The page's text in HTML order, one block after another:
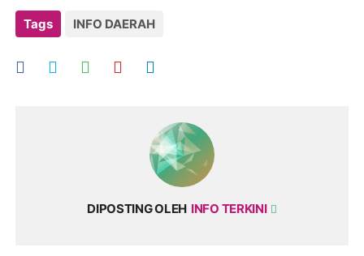
Tags INFO DAERAH
DIPOSTING OLEH INFO TERKINI